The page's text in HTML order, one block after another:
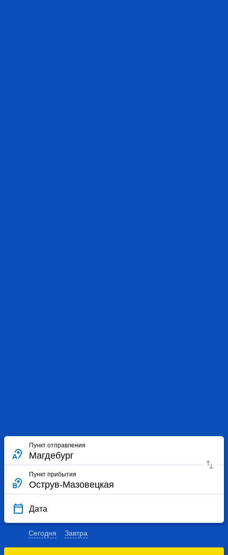
Пункт отправления
Пункт прибытия
Дата
Сегодня Завтра